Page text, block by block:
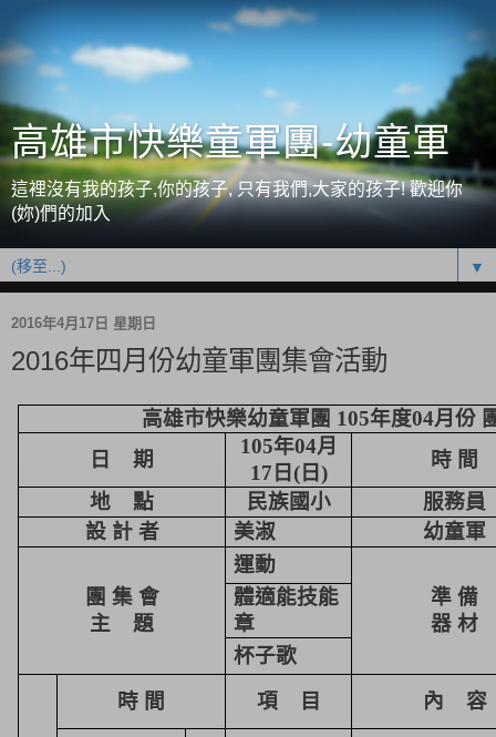
高雄市快樂童軍團-幼童軍
這裡沒有我的孩子,你的孩子, 只有我們,大家的孩子! 歡迎你
(妳)們的加入
▼
2016年4月17日 星期日
2016年四月份幼童軍團集會活動
高雄市快樂幼童軍團 105年度04月份
日
期
105年04月
17 日 (日 )
時 間
地
點 民族國小
服務員
設 計 者
美淑 幼童軍
團 集 會
主
題
運動
準 備
器 材
體適能技能
章
杯子歌
時 間 項 目 內 容